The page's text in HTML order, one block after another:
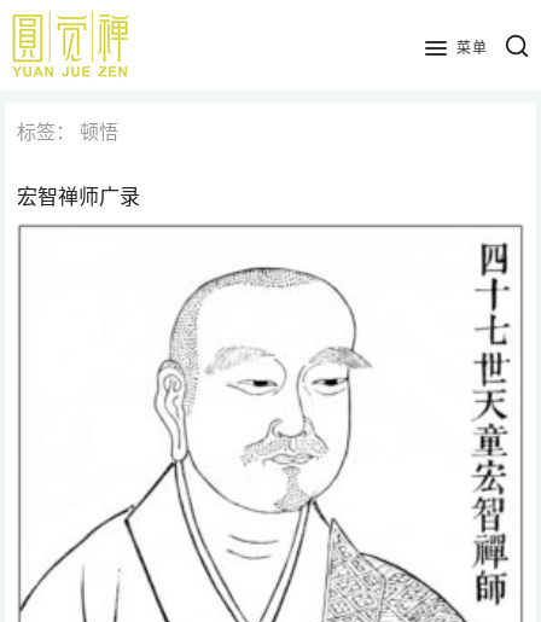
跳
主
内
菜单
标签： 顿悟
宏智禅师广录